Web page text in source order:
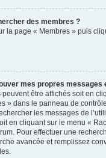
des membres ?
la page « Membres » puis
mes propres messages
être affichés soit en
» dans le panneau de
les messages de
en cliquant sur le menu «
Pour effectuer une
avancée et remplissez